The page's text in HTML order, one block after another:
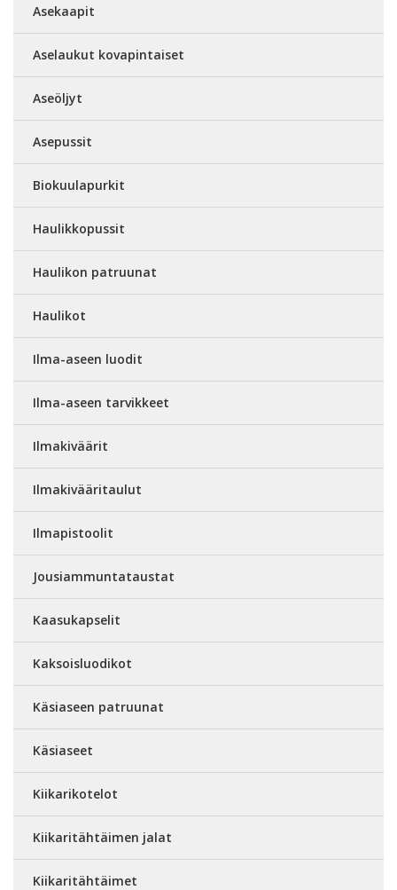
Asekaapit
Aselaukut kovapintaiset
Aseöljyt
Asepussit
Biokuulapurkit
Haulikkopussit
Haulikon patruunat
Haulikot
Ilma-aseen luodit
Ilma-aseen tarvikkeet
Ilmakiväärit
Ilmakivääritaulut
Ilmapistoolit
Jousiammuntataustat
Kaasukapselit
Kaksoisluodikot
Käsiaseen patruunat
Käsiaseet
Kiikarikotelot
Kiikaritähtäimen jalat
Kiikaritähtäimet